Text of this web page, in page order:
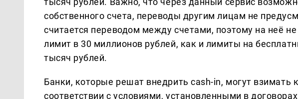
собственного счета, переводы другим лицам не
считается переводом между счетами, поэтому на неё
лимит в 30 миллионов рублей, как и лимиты на
тысяч рублей.
Банки, которые решат внедрить cash-in, могут взимать
соответствии с условиями, установленными в